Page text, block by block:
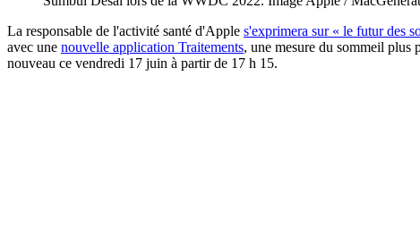
La responsable de l'activité santé d'Apple s'exprimera sur « le futur des
avec une nouvelle application Traitements, une mesure du sommeil plus
nouveau ce vendredi 17 juin à partir de 17 h 15.